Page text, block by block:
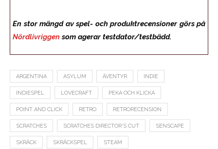
En stor mängd av spel- och produktrecensioner görs på
Nördlivriggen som agerar testdator/testbädd.
ARGENTINA ASYLUM ÄVENTYR INDIE
INDIESPEL LOVECRAFT PEKA OCH KLICKA
POINT AND CLICK RETRO RETRORECENSION
SCRATCHES SCRATCHES DIRECTOR'S CUT SENSCAPE
SKRÄCK SKRÄCKSPEL STEAM